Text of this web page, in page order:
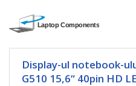
Display-ul notebook-
G510 15,6“ 40pin HD